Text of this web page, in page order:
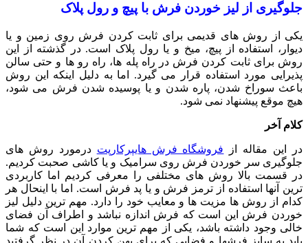
جلوگیری از لیز خوردن فرش با پیچ و رول پلاک
یکی از روش های قدیمی برای ثابت کردن فرش روی زمین و یا
دیوار، استفاده از پیچ، میخ و یا رول پلاک است. در گذشته از این
روش برای ثابت کردن فرش در راه پله ها، راه رو ها و حتی سالن
پذیرایی مورد استفاده قرار می گیرد. اما به دلیل اینکه این روش
باعث سوراخ شدن، پاره شدن و یا پوسیده شدن فرش می شود،
هیچ موقع پیشنهاد نمی شود.
کلام آخر
در این مقاله از فروشگاه فرش هایپرکارپت درمورد روش های
جلوگیری سر خوردن فرش روی سرامیک و یا کاشی صحبت کردیم.
در قسمت بالا روش های مختلفی را معرفی کردیم اما کاربردی
ترین آنها استفاده از ترمز فرش و یا پد فرش است. اما با اینحال هر
کدام از روش ها مزیت ها و معایب خود را دارد. مهم ترین دلیل لیز
خوردن فرش این است که فرش اندازه نباشد و اطراف آن فضای
خالی وجود داشته باشد، یکی از مهم ترین موارد این است که شما
باید به سایز فرشها و فضایی که برای پهن کردن آن در نظر گرفتید